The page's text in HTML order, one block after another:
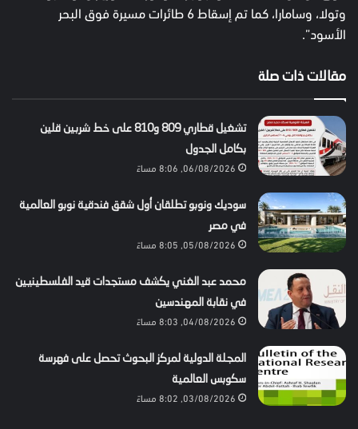
وتولا، وسامارا، كما تم إسقاط 6 طائرات مسيرة فوق البحر
الأسود”.
مقالات ذات صلة
تشغيل قطاري 809 و810 على خط شربين قلين
بكامل الجدول
06/08/2026, 8:06 مساءً
سوديك ونوبو تطلقان أول شقق فندقية نوبو العالمية
في مصر
05/08/2026, 8:05 مساءً
محمد عبد الغني يكشف مستجدات قيد الفلسطينيين
في نقابة المهندسين
04/08/2026, 8:03 مساءً
المجلة الدولية لمركز البحوث تحصل على فهرسة
سكوبس العالمية
03/08/2026, 8:02 مساءً